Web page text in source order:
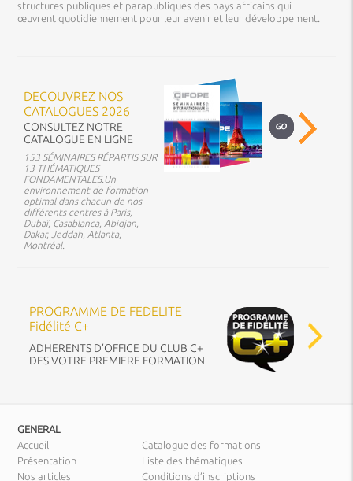
structures publiques et parapubliques des pays africains qui
œuvrent quotidiennement pour leur avenir et leur développement.
DECOUVREZ NOS
CATALOGUES 2026
CONSULTEZ NOTRE
CATALOGUE EN LIGNE
153 SÉMINAIRES RÉPARTIS SUR
13 THÉMATIQUES
FONDAMENTALES.Un
environnement de formation
optimal dans chacun de nos
différents centres à Paris,
Dubaï, Casablanca, Abidjan,
Dakar, Jeddah, Atlanta,
Montréal.
PROGRAMME DE FEDELITE
Fidélité C+
ADHERENTS D’OFFICE DU CLUB C+
DES VOTRE PREMIERE FORMATION
GENERAL
Accueil
Présentation
Nos articles
Catalogue des formations
Liste des thématiques
Conditions d’inscriptions